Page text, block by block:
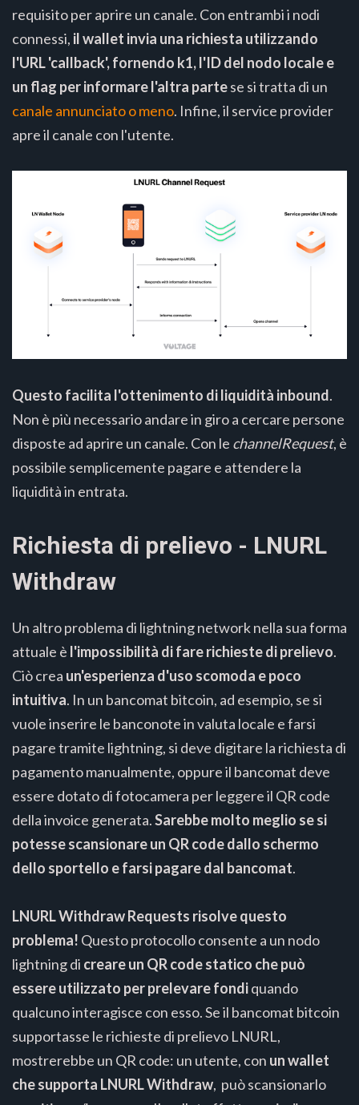
requisito per aprire un canale. Con entrambi i nodi
connessi, il wallet invia una richiesta utilizzando
l'URL 'callback', fornendo k1, l'ID del nodo locale e
un flag per informare l'altra partese si tratta di un
canale annunciato o meno. Infine, il service provider
apre il canale con l'utente.
Questo facilita l'ottenimento di liquidità inbound.
Non è più necessario andare in giro a cercare persone
disposte ad aprire un canale. Con le channelRequest, è
possibile semplicemente pagare e attendere la
liquidità in entrata.
Richiesta di prelievo - LNURL
Withdraw
Un altro problema di lightning network nella sua forma
attuale è l'impossibilità di fare richieste di prelievo.
Ciò crea un'esperienza d'uso scomoda e poco
intuitiva. In un bancomat bitcoin, ad esempio, se si
vuole inserire le banconote in valuta locale e farsi
pagare tramite lightning, si deve digitare la richiesta di
pagamento manualmente, oppure il bancomat deve
essere dotato di fotocamera per leggere il QR code
della invoice generata.Sarebbe molto meglio se si
potesse scansionare un QR code dallo schermo
dello sportello e farsi pagare dal bancomat.
LNURL Withdraw Requests risolve questo
problema! Questo protocollo consente a un nodo
lightning di creare un QR code statico che può
essere utilizzato per prelevare fondiquando
qualcuno interagisce con esso. Se il bancomat bitcoin
supportasse le richieste di prelievo LNURL,
mostrerebbe un QR code: un utente, con un wallet
che supporta LNURL Withdraw, può scansionarlo